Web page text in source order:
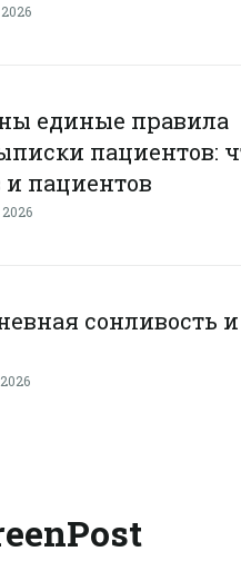
единые правила
пациентов:
пациентов
сонливость и